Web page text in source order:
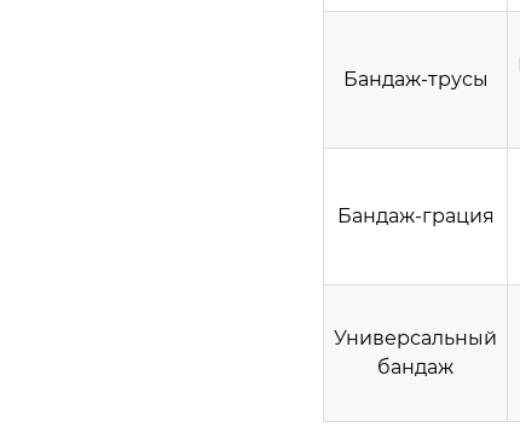
Бандаж-трусы
Бандаж-грация
Универсальный
бандаж